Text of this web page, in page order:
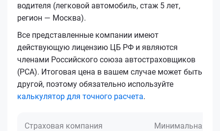
водителя (легковой автомобиль, стаж 5 лет,
регион — Москва).
Все представленные компании имеют
действующую лицензию ЦБ РФ и являются
членами Российского союза автостраховщиков
(РСА). Итоговая цена в вашем случае может быть
другой, поэтому обязательно используйте
калькулятор для точного расчета.
Страховая компания Минимальная